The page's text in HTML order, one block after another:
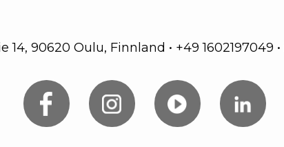
14, 90620 Oulu, Finnland • +49 1602197049 •